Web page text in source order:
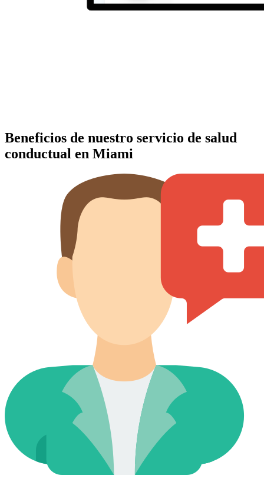
Beneficios de nuestro servicio de salud
conductual en Miami